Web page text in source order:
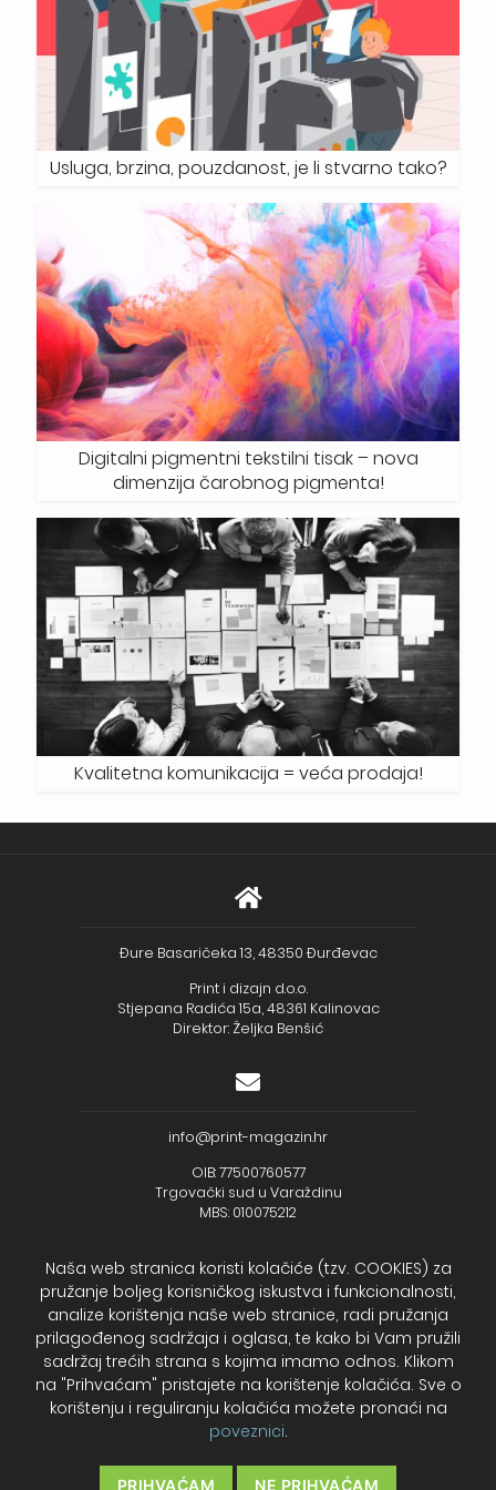
Usluga, brzina, pouzdanost, je li stvarno tako?
Digitalni pigmentni tekstilni tisak – nova
dimenzija čarobnog pigmenta!
Kvalitetna komunikacija = veća prodaja!
Đure Basaričeka 13, 48350 Đurđevac
Print i dizajn d.o.o.
Stjepana Radića 15a, 48361 Kalinovac
Direktor: Željka Benšić
info@print-magazin.hr
OIB: 77500760577
Trgovački sud u Varaždinu
MBS: 010075212
+385 (48) 733 111
Zagrebačka banka d.d.
IBAN - HR2723600001102099043
Temeljni kapital: 330.000,00kn uplaćen u cijelosti
Naša web stranica koristi kolačiće (tzv. COOKIES) za
pružanje boljeg korisničkog iskustva i funkcionalnosti,
analize korištenja naše web stranice, radi pružanja
prilagođenog sadržaja i oglasa, te kako bi Vam pružili
sadržaj trećih strana s kojima imamo odnos. Klikom
na "Prihvaćam" pristajete na korištenje kolačića. Sve o
korištenju i reguliranju kolačića možete pronaći na
poveznici.
PRIHVAĆAM NE PRIHVAĆAM